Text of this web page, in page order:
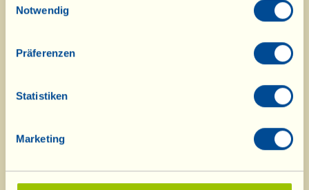
Notwendig
Präferenzen
Statistiken
Marketing
„Jahrhundertjahrgang" bezeichnet.
Weitere Nachrichten aus der Fattoria